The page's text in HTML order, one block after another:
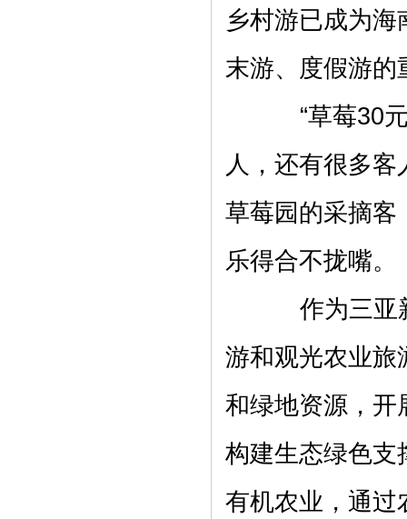
乡村游已成为
末游、度假游的
“草莓30元
人，还有很多
草莓园的采摘客
乐得合不拢嘴。
作为三亚新
游和观光农业旅
和绿地资源，开
构建生态绿色支
有机农业，通过